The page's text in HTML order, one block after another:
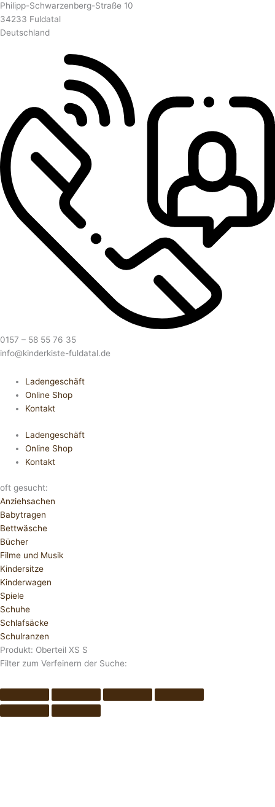
Philipp-Schwarzenberg-Straße 10
34233 Fuldatal
Deutschland
0157 – 58 55 76 35
info@kinderkiste-fuldatal.de
Ladengeschäft
Online Shop
Kontakt
Ladengeschäft
Online Shop
Kontakt
oft gesucht:
Anziehsachen
Babytragen
Bettwäsche
Bücher
Filme und Musik
Kindersitze
Kinderwagen
Spiele
Schuhe
Schlafsäcke
Schulranzen
Produkt: Oberteil XS S
Filter zum Verfeinern der Suche: